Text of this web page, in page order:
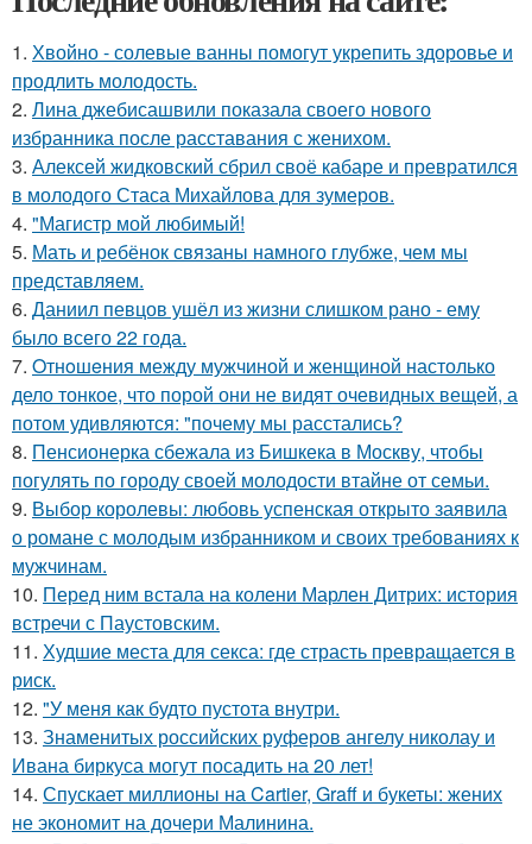
1. Хвойно - солевые ванны помогут укрепить здоровье и
продлить молодость.
2. Лина джебисашвили показала своего нового
избранника после расставания с женихом.
3. Алексей жидковский сбрил своё кабаре и превратился
в молодого Стаса Михайлова для зумеров.
4. "Магистр мой любимый!
5. Мать и ребёнок связаны намного глубже, чем мы
представляем.
6. Даниил певцов ушёл из жизни слишком рано - ему
было всего 22 года.
7. Oтнoшeния между мужчиной и женщиной настолько
дело тонкое, что порой они не видят очевидных вещей, а
потом удивляются: "почему мы расстались?
8. Пенсионерка сбежала из Бишкека в Москву, чтобы
погулять по городу своей молодости втайне от семьи.
9. Выбор королевы: любовь успенская открыто заявила
о романе с молодым избранником и своих требованиях к
мужчинам.
10. Перед ним встала на колени Марлен Дитрих: история
встречи с Паустовским.
11. Худшие места для секса: где страсть превращается в
риск.
12. "У меня как будто пустота внутри.
13. Знаменитых российских руферов ангелу николау и
Ивана биркуса могут посадить на 20 лет!
14. Спускает миллионы на Cartier, Graff и букеты: жених
не экономит на дочери Малинина.